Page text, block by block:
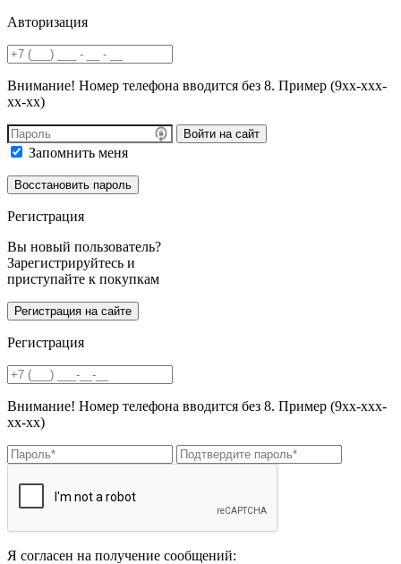
Авторизация
Внимание! Номер телефона вводится без 8. Пример (9хх-ххх-
хх-хх)
Войти на сайт
Запомнить меня
Регистрация
Вы новый пользователь?
Зарегистрируйтесь и
приступайте к покупкам
Регистрация
Внимание! Номер телефона вводится без 8. Пример (9хх-ххх-
хх-хх)
Я согласен на получение сообщений: